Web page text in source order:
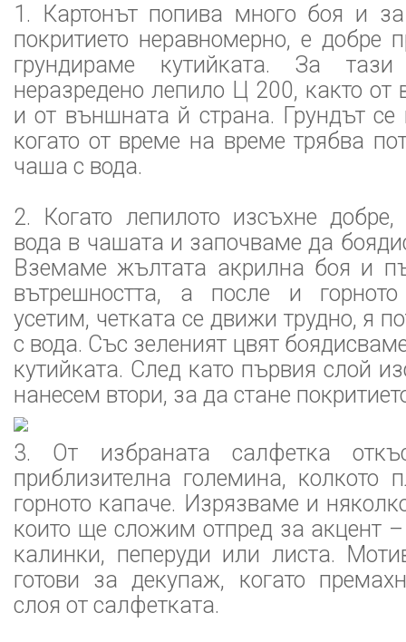
1. Картонът попива много боя и
покритието неравномерно, е добре
грундираме кутийката. За
неразредено лепило Ц 200, както от
и от външната й страна. Грундът се
когато от време на време трябва
чаша с вода.
2. Когато лепилото изсъхне
вода в чашата и започваме да
Вземаме жълтата акрилна боя и
вътрешността, а после и
усетим, четката се движи трудно, я
с вода. Със зеленият цвят
кутийката. След като първия слой
нанесем втори, за да стане
3. От избраната салфетка
приблизителна големина, колкото
горното капаче. Изрязваме и
които ще сложим отпред за акцент
калинки, пеперуди или листа.
готови за декупаж, когато
слоя от салфетката.